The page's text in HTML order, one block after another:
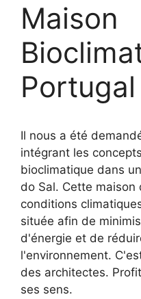
Maison
Portugal
Il nous a été
intégrant les
bioclimatique dans
do Sal. Cette
conditions
située afin de
d'énergie et de
l'environnement.
des architectes.
ses sens.